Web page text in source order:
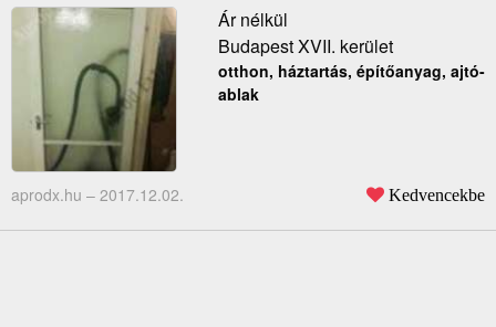
Ár nélkül
Budapest XVII. kerület
otthon, háztartás, építőanyag, ajtó-
ablak
aprodx.hu – 2017.12.02. Kedvencekbe